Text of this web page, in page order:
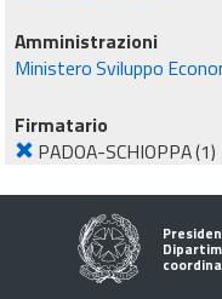
Amministrazioni
Ministero Sviluppo
Firmatario
PADOA-SCHIOPPA(1)